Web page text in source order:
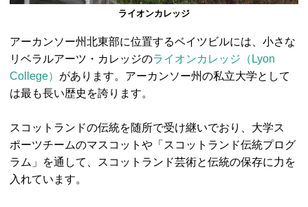
ライオンカレッジ
アーカンソー州北東部に位置するベイツビルには、小さな
リベラルアーツ・カレッジのライオンカレッジ（Lyon
College） があります。アーカンソー州の私立大学として
は最も長い歴史を誇ります。
スコットランドの伝統を随所で受け継いでおり、大学ス
ポーツチームのマスコットや「スコットランド伝統プログ
ラム」を通して、スコットランド芸術と伝統の保存に力を
入れています。